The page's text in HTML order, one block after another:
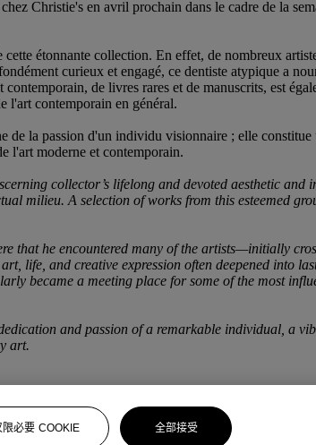
Christie's en avril prochain dans le cadre de la
étonnante collection. En effet, de nombreux
curieux et engagé, ce dentiste atypique a
de livres rares et de manuscrits, est
l'art contemporain en général.
la passion d'un individu visionnaire ; elle
l'art moderne et contemporain.
collector’s lifelong and devoted aesthetic and
milieu. A selection of works from this esteemed
that he encountered many of the artists—initially
life, and creative expression often deepened into
became a meeting place for some of the most
and passion of a remarkable individual, a
art.
限必要 COOKIE 全部接受